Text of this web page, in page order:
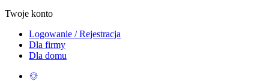
Twoje konto
Logowanie / Rejestracja
Dla firmy
Dla domu